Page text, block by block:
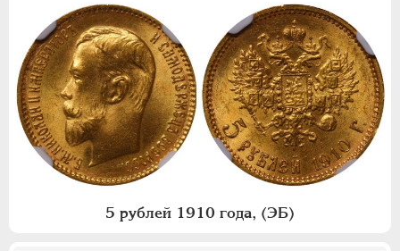
5 рублей 1910 года, (ЭБ)